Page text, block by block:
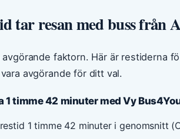
tar resan med buss från
faktorn. Här är restiderna
avgörande för ditt val.
1 timme 42 minuter med Vy
1 timme 42 minuter i genomsnitt